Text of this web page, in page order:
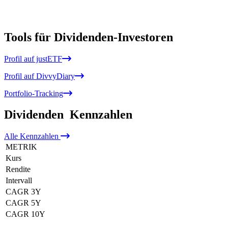
Tools für Dividenden-Investoren
Profil auf justETF
Profil auf DivvyDiary
Portfolio-Tracking
Dividenden Kennzahlen
Alle Kennzahlen
METRIK
Kurs
Rendite
Intervall
CAGR 3Y
CAGR 5Y
CAGR 10Y